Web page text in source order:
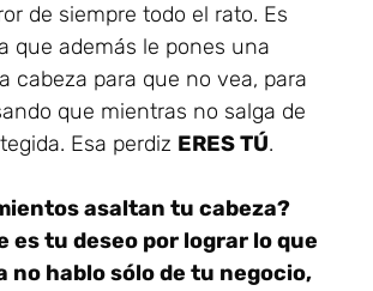
de siempre todo el rato. Es
que además le pones una
cabeza para que no vea, para
que mientras no salga de
Esa perdiz ERES TÚ.
asaltan tu cabeza?
es tu deseo por lograr lo que
no hablo sólo de tu negocio,